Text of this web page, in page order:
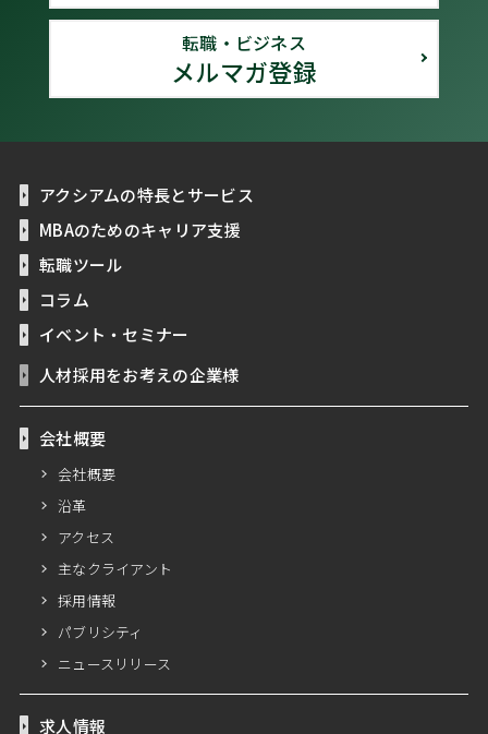
転職・ビジネス
メルマガ登録
アクシアムの特長とサービス
MBAのためのキャリア支援
転職ツール
コラム
イベント・セミナー
人材採用をお考えの企業様
会社概要
会社概要
沿革
アクセス
主なクライアント
採用情報
パブリシティ
ニュースリリース
求人情報